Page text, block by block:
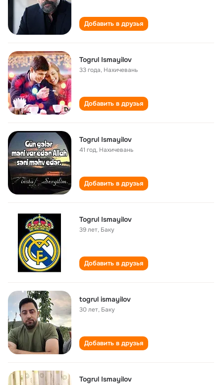
Добавить в друзья
Togrul Ismayilov
33 года, Нахичевань
Добавить в друзья
Togrul Ismayilov
41 год, Нахичевань
Добавить в друзья
Togrul Ismayilov
39 лет, Баку
Добавить в друзья
togrul ismayilov
30 лет, Баку
Добавить в друзья
Togrul Ismayilov